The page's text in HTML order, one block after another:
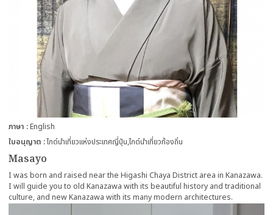
Masayo
ภาษา English
ใบอนุญาต ไกด์นำเที่ยวแห่งประเทศญี่ปุ่นไกด์นำเที่ยวท้องถิ่น
I was born and raised near the Higashi Chaya District area in Kanazawa.
I will guide you to old Kanazawa with its beautiful history and traditional
culture, and new Kanazawa with its many modern architectures.
more